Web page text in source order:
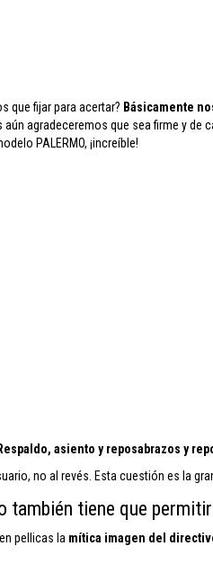
que fijar para acertar? Básicamente
agradeceremos que sea firme y
PALERMO, ¡increíble!
Respaldo, asiento y reposabrazos y
no al revés. Esta cuestión es la
también tiene que
pellicas la mítica imagen del